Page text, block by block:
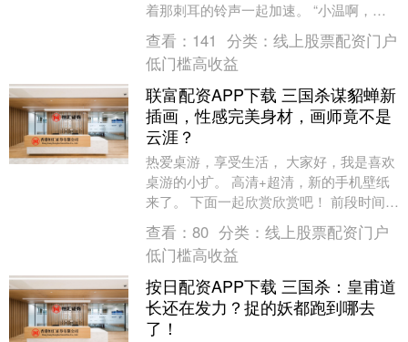
着那刺耳的铃声一起加速。 “小温啊，你
妈突然胸闷，昏过去了！小磊是不是到家
了？快让他开车送....
查看： 141 分类： 线上股票配资门户
低门槛高收益
联富配资APP下载 三国杀谋貂蝉新
插画，性感完美身材，画师竟不是
云涯？
热爱桌游，享受生活， 大家好，我是喜欢
桌游的小扩。 高清+超清，新的手机壁纸
来了。 下面一起欣赏欣赏吧！ 前段时间看
到谋貂蝉新插画， 还以为是谋貂蝉新皮
肤。 风....
查看： 80 分类： 线上股票配资门户
低门槛高收益
按日配资APP下载 三国杀：皇甫道
长还在发力？捉的妖都跑到哪去
了！